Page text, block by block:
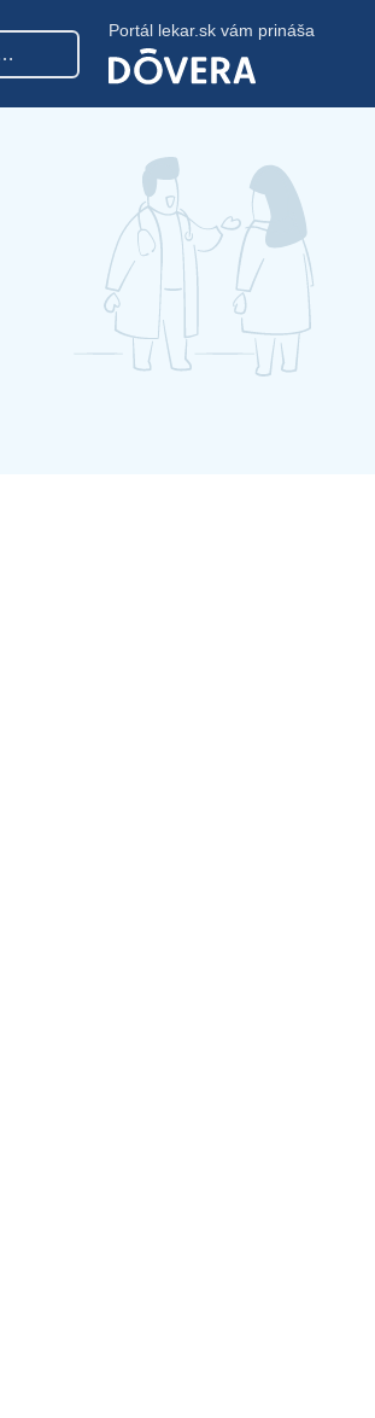
Portál lekar.sk vám prináša